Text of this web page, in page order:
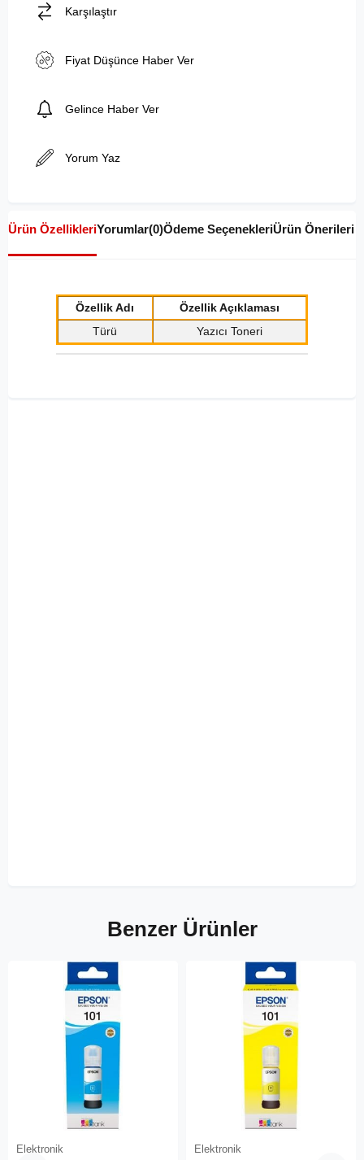
Karşılaştır
Fiyat Düşünce Haber Ver
Gelince Haber Ver
Yorum Yaz
Ürün ÖzellikleriYorumlar(0)Ödeme SeçenekleriÜrün Önerileri
Özellik Adı
Özellik Açıklaması
Türü
Yazıcı Toneri
Benzer Ürünler
Elektronik Elektronik